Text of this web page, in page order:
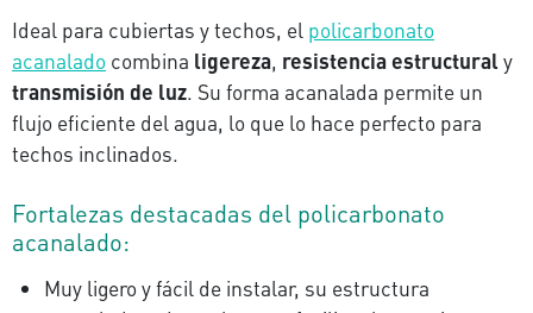
Ideal para cubiertas y techos, el policarbonato
acanalado combina ligereza, resistencia estructuraly
transmisión de luz. Su forma acanalada permite un
flujo eficiente del agua, lo que lo hace perfecto para
techos inclinados.
Fortalezas destacadas del policarbonato
acanalado:
Muy ligero y fácil de instalar, su estructura